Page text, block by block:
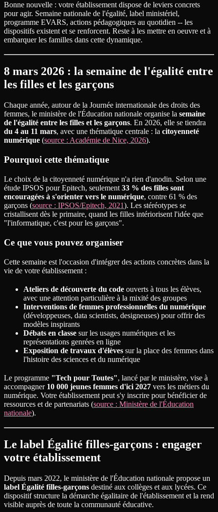
Bonne nouvelle : votre établissement dispose de leviers concrets
pour agir. Semaine nationale de l'égalité, label ministériel,
programme EVARS, actions pédagogiques au quotidien -- les
dispositifs existent et se renforcent. Reste à les mettre en oeuvre et à
embarquer les familles dans cette dynamique.
8 mars 2026 : la semaine de l'égalité entre
les filles et les garçons
Chaque année, autour de la Journée internationale des droits des
femmes, le ministère de l'Éducation nationale organise la semaine
de l'égalité entre les filles et les garçons. En 2026, elle se tiendra
du 4 au 11 mars, avec une thématique centrale : la citoyenneté
numérique (source : Académie de Nice, 2026).
Pourquoi cette thématique
Le choix de la citoyenneté numérique n'a rien d'anodin. Selon une
étude IPSOS pour Epitech, seulement 33 % des filles sont
encouragées à s'orienter vers le numérique, contre 61 % des
garçons (source : IPSOS/Epitech, 2021). Les stéréotypes se
cristallisent dès le primaire, quand les filles intériorisent l'idée que
"l'informatique, c'est pour les garçons".
Ce que vous pouvez organiser
Cette semaine est l'occasion d'intégrer des actions concrètes dans la
vie de votre établissement :
Ateliers de découverte du code ouverts à tous les élèves,
avec une attention particulière à la mixité des groupes
Interventions de femmes professionnelles du numérique
(développeuses, data scientists, designeuses) pour offrir des
modèles inspirants
Débats en classe sur les usages numériques et les
représentations genrées en ligne
Exposition de travaux d'élèves sur la place des femmes dans
l'histoire des sciences et du numérique
Le programme "Tech pour Toutes", lancé par le ministère, vise à
accompagner 10 000 jeunes femmes d'ici 2027 vers les métiers du
numérique. Votre établissement peut s'y inscrire pour bénéficier de
ressources et de partenariats (source : Ministère de l'Éducation
nationale).
Le label Égalité filles-garçons : engager
votre établissement
Depuis mars 2022, le ministère de l'Éducation nationale propose un
label Égalité filles-garçons destiné aux collèges et aux lycées. Ce
dispositif structure la démarche égalitaire de l'établissement et la rend
visible auprès de toute la communauté éducative.